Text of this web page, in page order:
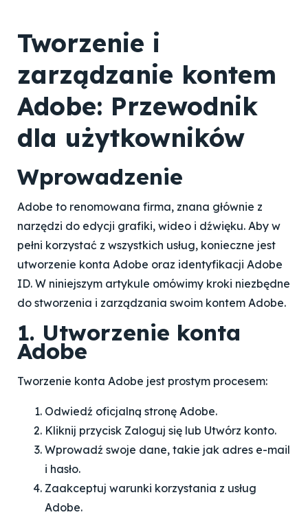
Tworzenie i
zarządzanie kontem
Adobe: Przewodnik
dla użytkowników
Wprowadzenie
Adobe to renomowana firma, znana głównie z
narzędzi do edycji grafiki, wideo i dźwięku. Aby w
pełni korzystać z wszystkich usług, konieczne jest
utworzenie konta Adobe oraz identyfikacji Adobe
ID. W niniejszym artykule omówimy kroki niezbędne
do stworzenia i zarządzania swoim kontem Adobe.
1. Utworzenie konta
Adobe
Tworzenie konta Adobe jest prostym procesem:
Odwiedź oficjalną stronę Adobe.
Kliknij przycisk Zaloguj się lub Utwórz konto.
Wprowadź swoje dane, takie jak adres e-mail
i hasło.
Zaakceptuj warunki korzystania z usług
Adobe.